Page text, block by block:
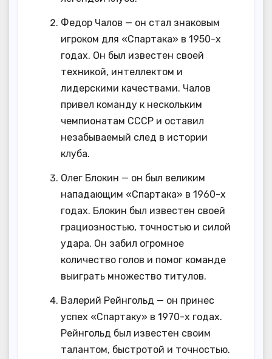
Федор Чалов — он стал знаковым
игроком для «Спартака» в 1950-х
годах. Он был известен своей
техникой, интеллектом и
лидерскими качествами. Чалов
привел команду к нескольким
чемпионатам СССР и оставил
незабываемый след в истории
клуба.
Олег Блокин — он был великим
нападающим «Спартака» в 1960-х
годах. Блокин был известен своей
грациозностью, точностью и силой
удара. Он забил огромное
количество голов и помог команде
выиграть множество титулов.
Валерий Рейнгольд — он принес
успех «Спартаку» в 1970-х годах.
Рейнгольд был известен своим
талантом, быстротой и точностью.